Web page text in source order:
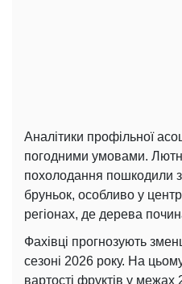
Аналітики профільної
погодними умовами.
похолодання пошкодили
бруньок, особливо у
регіонах, де дерева
Фахівці прогнозують
сезоні 2026 року. На
вартості фруктів у